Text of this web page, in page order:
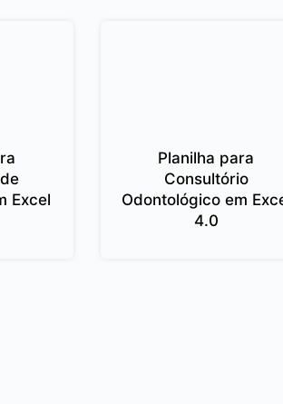
Excel
Planilha para
Consultório
Odontológico em
4.0